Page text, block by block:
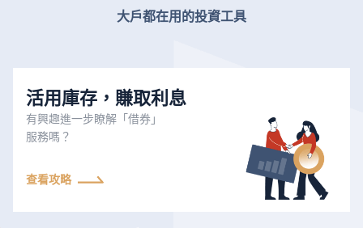
大戶都在用的投資工具
活用庫存，賺取利息
有興趣進一步瞭解「借券」
服務嗎？
查看攻略